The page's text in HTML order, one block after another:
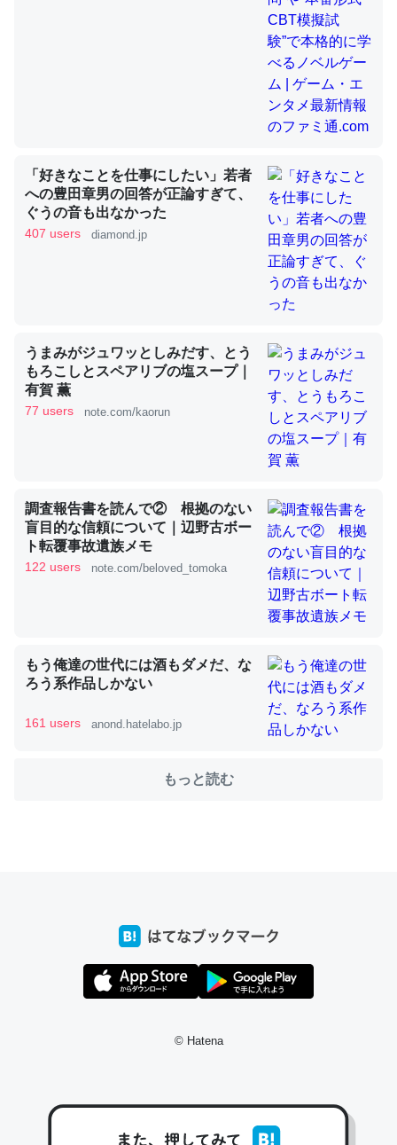
昆虫ってカルシウム少ないのか。知らんかった。調べたら
コオロギのカルシウム分はエビの600分の1程度。
─ニュース :: 【研究発表】昆虫学の大問題＝「昆虫はなぜ海にいな
論文では「淡水はカルシウムも酸素も不足してて両方に不
利だから両方が拮抗してるのでは」とあって面白い。海に
いる鋏角類（カブトガニ・ウミグモ）はカルシウムを使わ
ずキチンを強化してる筈だが、酵素が違うのか？
─ニュース :: 【研究発表】昆虫学の大問題＝「昆虫はなぜ海にいな
これを元に考えるとカルシウムを大量に使う脊椎動物と貝
類は苦労してるんだな…。腹足類だと殻を無くしてナメク
ウチもEchoを実家に置いて４年。でたまに覗いてる。ぼ
ちぼちRingも置こうかと画策中。あと、Googleマップで
これ見て生きてるなって分かる。
─たまにLINEするくらいだった遠方の父67歳と僕。ITツール導入で
コミュニケーションが劇的に変化した｜tayorini by LIFULL介護
コミュニケーションが劇的に変化した｜tayorini by LIFULL介護
私も3年前ぐらいに祖母の家に設置した。ポケットWifiみ
https://toyoshi.hatenablog.com/entry/2019/05/15/1805
「好きなことを仕事にしたい」若者
への豊田章男の回答が正論すぎて、
ぐうの音も出なかった
407 users diamond.jp
うまみがジュワッとしみだす、とう
もろこしとスペアリブの塩スープ｜
有賀 薫
77 users note.com/kaorun
調査報告書を読んで② 根拠のない
盲目的な信頼について｜辺野古ボー
ト転覆事故遺族メモ
122 users note.com/beloved_tomoka
もう俺達の世代には酒もダメだ、な
ろう系作品しかない
161 users anond.hatelabo.jp
もっと読む
© Hatena